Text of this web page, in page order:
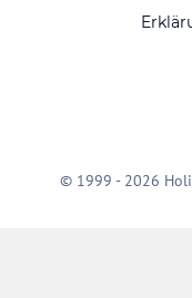
© 1999 - 2026